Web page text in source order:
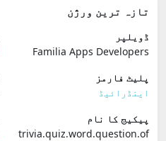
تازہ ترین ورژن
ڈویلپر
Familia Apps Developers
پلیٹ فارمز
اینڈرائیڈ
پیکیج کا نام
trivia.quiz.word.question.of